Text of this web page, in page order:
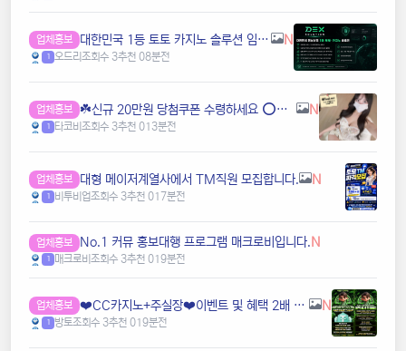
업체홍보 ️대한민국️ 1등 토토 카지노 솔루션 임대 전문 N
1 오드리 조회수 3추천 08분전
업체홍보 ☘️️신규 20만원 당첨쿠폰 수령하세요 ⭕️⭕️ 유튜브검색 > 수아영상방☘️ N
1 타코비 조회수 3추천 013분전
업체홍보 ️️대형 메이저계열사에서 TM직원 모집합니다. N
1 비투비업조회수 3추천 017분전
업체홍보 ️️No.1 커뮤 홍보대행 프️로그램 매크로비입니다. N
1 매크로비 조회수 3추천 019분전
업체홍보 ❤️CC️카지노+주실장❤️이벤트 및 혜택 2배 (중복⭕️)❤️탄탄한 자본, 무사고 ✅빠른충환✅ N
1 방토조회수 3추천 019분전